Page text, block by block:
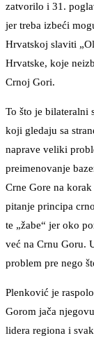
zatvorilo i 31.
jer treba izbeći
Hrvatskoj slaviti
Hrvatske, koje
Crnoj Gori.
To što je bilateralni
koji gledaju sa
naprave veliki
preimenovanje
Crne Gore na
pitanje principa
te „žabe“ jer oko
već na Crnu Goru.
problem pre nego
Plenković je
Gorom jača
lidera regiona i